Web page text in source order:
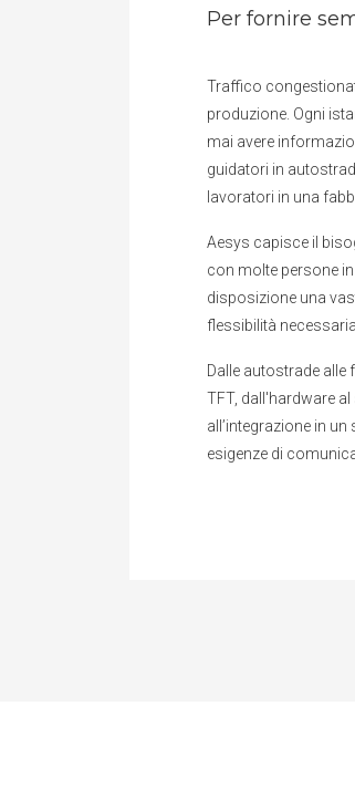
Per fornire
Traffico
produzione. Ogni
mai avere
guidatori in
lavoratori in una
Aesys capisce il
con molte persone
disposizione una
flessibilità
Dalle autostrade alle
TFT, dall'hardware
all’integrazione in
esigenze di